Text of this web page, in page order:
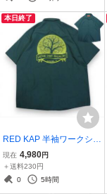
0
本日終了
RED KAP 半袖ワークシャ
ツ XL●GREEN TREE BR
EWERY LECLAIRE,IA BE
ER ビール レッドキャッ
現在 4,980円
＋送料230円
0
5時間